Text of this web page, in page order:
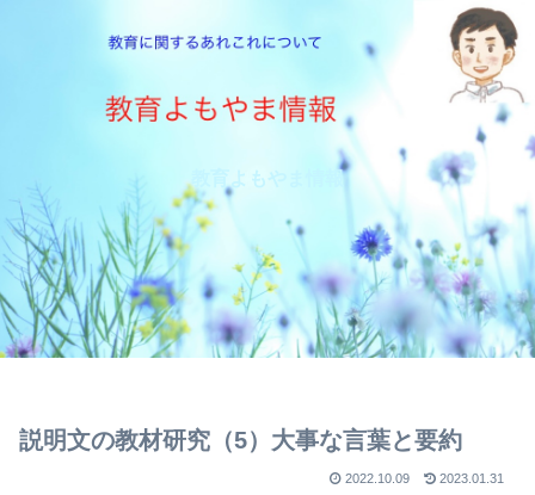
教育よもやま情報
説明文の教材研究（5）大事な言葉と要約
2022.10.09 2023.01.31